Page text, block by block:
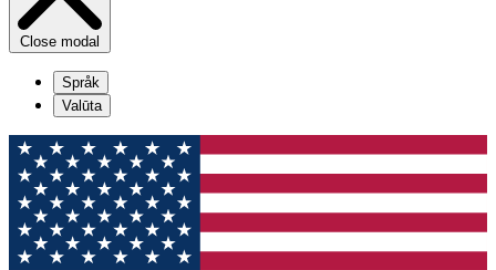
Close modal
Språk
Valūta